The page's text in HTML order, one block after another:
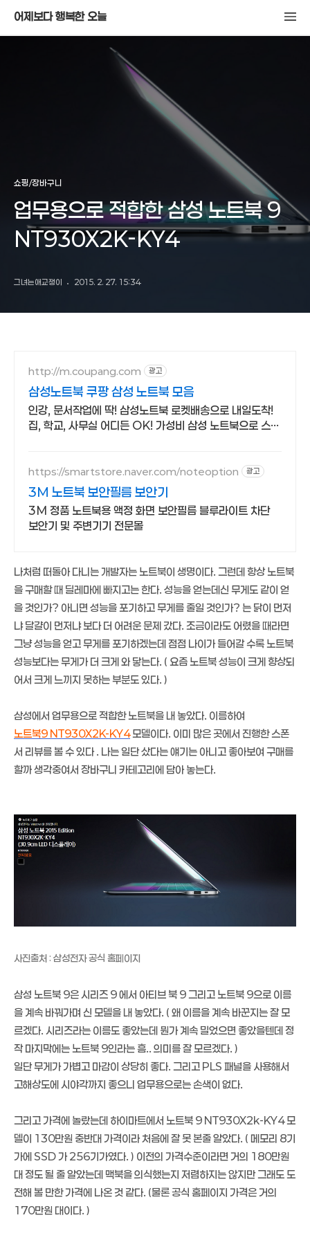
어제보다 행복한 오늘
쇼핑/장바구니
업무용으로 적합한 삼성 노트북 9
NT930X2K-KY4
그녀는애교쟁이 2015. 2. 27. 15:34
http://m.coupang.com 광고
삼성노트북 쿠팡 삼성 노트북 모음
인강, 문서작업에 딱! 삼성노트북 로켓배송으로 내일도착!
집, 학교, 사무실 어디든 OK! 가성비 삼성 노트북으로 스마
https://smartstore.naver.com/noteoption 광고
3M 노트북 보안필름 보안기
3M 정품 노트북용 액정 화면 보안필름 블루라이트 차단
보안기 및 주변기기 전문몰
나처럼 떠돌아 다니는 개발자는 노트북이 생명이다. 그런데 항상 노트북
을 구매할 때 딜레마에 빠지고는 한다. 성능을 얻는데신 무게도 같이 얻
을 것인가? 아니면 성능을 포기하고 무게를 줄일 것인가? 는 닭이 먼저
냐 달걀이 먼저냐 보다 더 어려운 문제 갔다. 조금이라도 어렸을 때라면
그냥 성능을 얻고 무게를 포기하겠는데 점점 나이가 들어갈 수록 노트북
성능보다는 무게가 더 크게 와 닿는다. ( 요즘 노트북 성능이 크게 향상되
어서 크게 느끼지 못하는 부분도 있다. )
삼성에서 업무용으로 적합한 노트북을 내 놓았다. 이름하여
노트북9 NT930X2K-KY4모델이다. 이미 많은 곳에서 진행한 스폰
서 리뷰를 볼 수 있다 . 나는 일단 샀다는 얘기는 아니고 좋아보여 구매를
할까 생각중여서 장바구니 카테고리에 담아 놓는다.
사진출처 : 삼성전자 공식 홈페이지
삼성 노트북 9은 시리즈 9 에서 아티브 북 9 그리고 노트북 9으로 이름
을 계속 바꿔가며 신 모델을 내 놓았다. ( 왜 이름을 계속 바꾼지는 잘 모
르겠다. 시리즈라는 이름도 좋았는데 뭔가 계속 밀었으면 좋았을텐데 정
작 마지막에는 노트북 9인라는 흠.. 의미를 잘 모르겠다. )
일단 무게가 가볍고 마감이 상당히 좋다. 그리고 PLS 패널을 사용해서
고해상도에 시야각까지 좋으니 업무용으로는 손색이 없다.
그리고 가격에 놀랐는데 하이마트에서 노트북 9 NT930X2k-KY4 모
델이 130만원 중반대 가격이라 처음에 잘 못 본줄 알았다. ( 메모리 8기
가에 SSD 가 256기가였다. ) 이전의 가격수준이라면 거의 180만원
대 정도 될 줄 알았는데 맥북을 의식했는지 저렴하지는 않지만 그래도 도
전해 볼 만한 가격에 나온 것 같다. (물론 공식 홈페이지 가격은 거의
170만원 대이다. )